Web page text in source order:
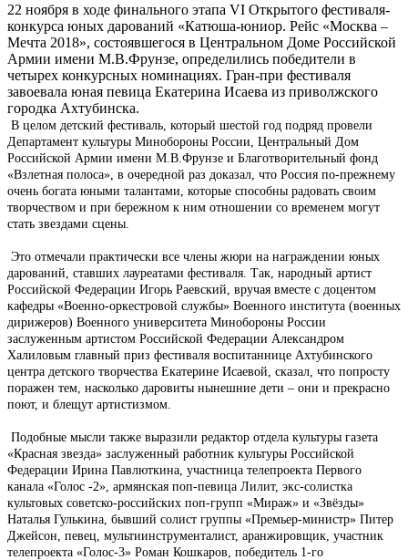
22 ноября в ходе финального этапа VI Открытого фестиваля-
конкурса юных дарований «Катюша-юниор. Рейс «Москва –
Мечта 2018», состоявшегося в Центральном Доме Российской
Армии имени М.В.Фрунзе, определились победители в
четырех конкурсных номинациях. Гран-при фестиваля
завоевала юная певица Екатерина Исаева из приволжского
городка Ахтубинска.
В целом детский фестиваль, который шестой год подряд провели
Департамент культуры Минобороны России, Центральный Дом
Российской Армии имени М.В.Фрунзе и Благотворительный фонд
«Взлетная полоса», в очередной раз доказал, что Россия по-прежнему
очень богата юными талантами, которые способны радовать своим
творчеством и при бережном к ним отношении со временем могут
стать звездами сцены.
Это отмечали практически все члены жюри на награждении юных
дарований, ставших лауреатами фестиваля. Так, народный артист
Российской Федерации Игорь Раевский, вручая вместе с доцентом
кафедры «Военно-оркестровой службы» Военного института (военных
дирижеров) Военного университета Минобороны России
заслуженным артистом Российской Федерации Александром
Халиловым главный приз фестиваля воспитаннице Ахтубинского
центра детского творчества Екатерине Исаевой, сказал, что попросту
поражен тем, насколько даровиты нынешние дети – они и прекрасно
поют, и блещут артистизмом.
Подобные мысли также выразили редактор отдела культуры газета
«Красная звезда» заслуженный работник культуры Российской
Федерации Ирина Павлюткина, участница телепроекта Первого
канала «Голос -2», армянская поп-певица Лилит, экс-солистка
культовых советско-российских поп-групп «Мираж» и «Звёзды»
Наталья Гулькина, бывший солист группы «Премьер-министр» Питер
Джейсон, певец, мультиинструменталист, аранжировщик, участник
телепроекта «Голос-3» Роман Кошкаров, победитель 1-го